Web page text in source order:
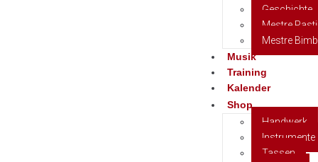
Geschichte
Mestre
Mestre
Musik
Training
Kalender
Shop
Handwerk
Instrumente
Tassen